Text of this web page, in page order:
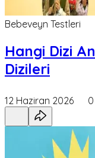
Bebeveyn Testleri
Hangi Dizi
Dizileri
12 Haziran 2026 0